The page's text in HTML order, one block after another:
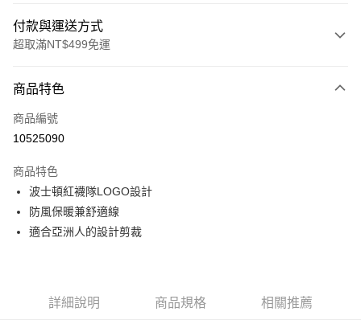
付款與運送方式
超取滿NT$499免運
信用卡一次付款
超商取貨付款
Apple Pay
街口支付
全家取貨付款<未取貨列黑名單/不支援離島取退>
商品特色
商品編號
10525090
商品特色
波士頓紅襪隊LOGO設計
防風保暖兼舒適線
適合亞洲人的設計剪裁
詳細說明 商品規格 相關推薦